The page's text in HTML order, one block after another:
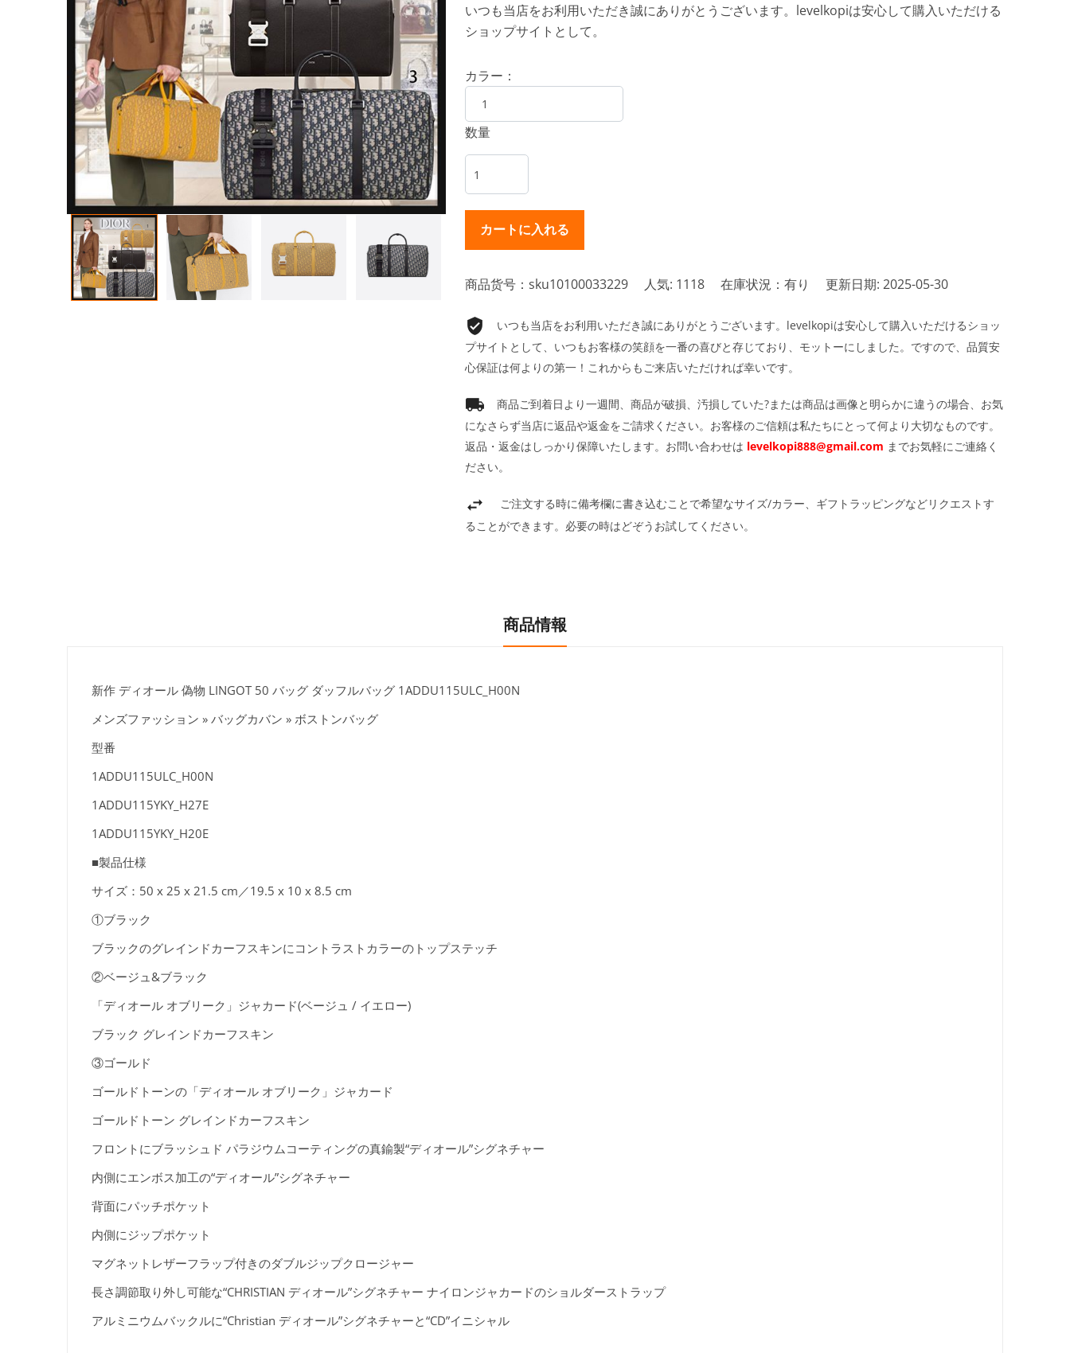
いつも当店をお利用いただき誠にありがとうございます。levelkopiは安心して購入いただける
ショップサイトとして。
カラー：
数量
商品货号：sku10100033229 人気: 1118 在庫状況：有り 更新日期: 2025-05-30
いつも当店をお利用いただき誠にありがとうございます。levelkopiは安心して購入いただけるショッ
プサイトとして、いつもお客様の笑顔を一番の喜びと存じており、モットーにしました。ですので、品質安
心保証は何よりの第一！これからもご来店いただければ幸いです。
商品ご到着日より一週間、商品が破損、汚損していた?または商品は画像と明らかに違うの場合、お気
になさらず当店に返品や返金をご請求ください。お客様のご信頼は私たちにとって何より大切なものです。
返品・返金はしっかり保障いたします。お問い合わせは levelkopi888@gmail.com までお気軽にご連絡く
ださい。
ご注文する時に備考欄に書き込むことで希望なサイズ/カラー、ギフトラッピングなどリクエストす
ることができます。必要の時はどぞうお試してください。
商品情報
新作 ディオール 偽物 LINGOT 50 バッグ ダッフルバッグ 1ADDU115ULC_H00N
メンズファッション » バッグカバン » ボストンバッグ
型番
1ADDU115ULC_H00N
1ADDU115YKY_H27E
1ADDU115YKY_H20E
■製品仕様
サイズ：50 x 25 x 21.5 cm／19.5 x 10 x 8.5 cm
①ブラック
ブラックのグレインドカーフスキンにコントラストカラーのトップステッチ
②ベージュ&ブラック
「ディオール オブリーク」ジャカード(ベージュ / イエロー)
ブラック グレインドカーフスキン
③ゴールド
ゴールドトーンの「ディオール オブリーク」ジャカード
ゴールドトーン グレインドカーフスキン
フロントにブラッシュド パラジウムコーティングの真鍮製“ディオール”シグネチャー
内側にエンボス加工の“ディオール”シグネチャー
背面にパッチポケット
内側にジップポケット
マグネットレザーフラップ付きのダブルジップクロージャー
長さ調節取り外し可能な“CHRISTIAN ディオール”シグネチャー ナイロンジャカードのショルダーストラップ
アルミニウムバックルに“Christian ディオール”シグネチャーと“CD”イニシャル